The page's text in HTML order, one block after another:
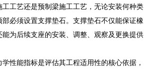
工工艺还是预制梁施工工艺，无论安装何种类
必须设置支撑垫石。支撑垫石不仅能保证橡
为后续支座的安装、调整、观察及更换提供
性能指标是评估其工程适用性的核心依据，